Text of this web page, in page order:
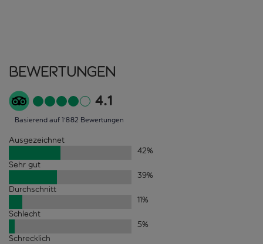
Bewertungen
4.1
Basierend auf 1'882 Bewertungen
Ausgezeichnet
42%
Sehr gut
39%
Durchschnitt
11%
Schlecht
5%
Schrecklich